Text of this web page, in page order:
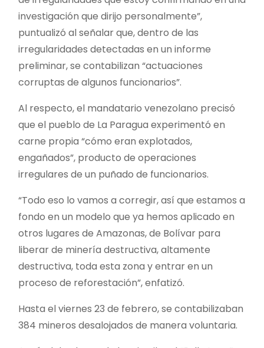
investigación que dirijo personalmente”,
puntualizó al señalar que, dentro de las
irregularidades detectadas en un informe
preliminar, se contabilizan “actuaciones
corruptas de algunos funcionarios”.
Al respecto, el mandatario venezolano precisó
que el pueblo de La Paragua experimentó en
carne propia “cómo eran explotados,
engañados”, producto de operaciones
irregulares de un puñado de funcionarios.
“Todo eso lo vamos a corregir, así que estamos a
fondo en un modelo que ya hemos aplicado en
otros lugares de Amazonas, de Bolívar para
liberar de minería destructiva, altamente
destructiva, toda esta zona y entrar en un
proceso de reforestación”, enfatizó.
Hasta el viernes 23 de febrero, se contabilizaban
384 mineros desalojados de manera voluntaria.